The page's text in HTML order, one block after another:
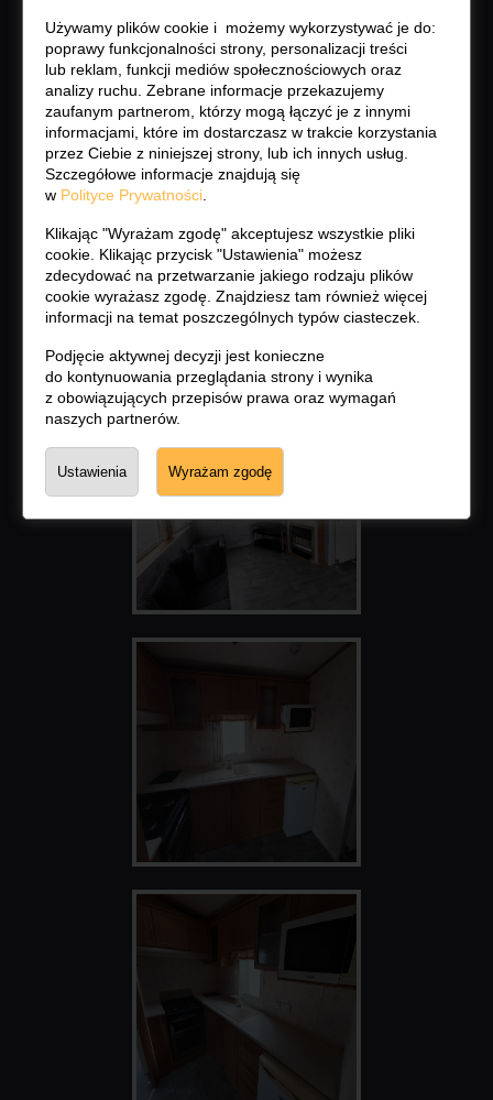
Używamy plików cookie i możemy wykorzystywać je do:
poprawy funkcjonalności strony, personalizacji treści
lub reklam, funkcji mediów społecznościowych oraz
analizy ruchu. Zebrane informacje przekazujemy
zaufanym partnerom, którzy mogą łączyć je z innymi
informacjami, które im dostarczasz w trakcie korzystania
przez Ciebie z niniejszej strony, lub ich innych usług.
Szczegółowe informacje znajdują się
w Polityce Prywatności
Klikając "Wyrażam zgodę" akceptujesz wszystkie pliki
cookie. Klikając przycisk "Ustawienia" możesz
zdecydować na przetwarzanie jakiego rodzaju plików
cookie wyrażasz zgodę. Znajdziesz tam również więcej
informacji na temat poszczególnych typów ciasteczek.
Podjęcie aktywnej decyzji jest konieczne
do kontynuowania przeglądania strony i wynika
z obowiązujących przepisów prawa oraz wymagań
naszych partnerów.
Ustawienia Wyrażam zgodę